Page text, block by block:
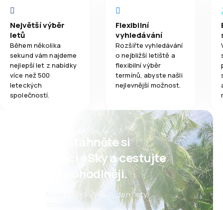
Největší výběr
letů
Během několika
sekund vám najdeme
nejlepší let z nabídky
více než 500
leteckých
společností.
Flexibilní
vyhledávání
Rozšiřte vyhledávání
o nejbližší letiště a
flexibilní výběr
termínů, abyste našli
nejlevnější možnost.
Psst! Stáhněte si
aplikaci eSky a cestujte
ještě pohodlněji.
Nové nabídky každý den: lety,
dovolené, eurovíkendy